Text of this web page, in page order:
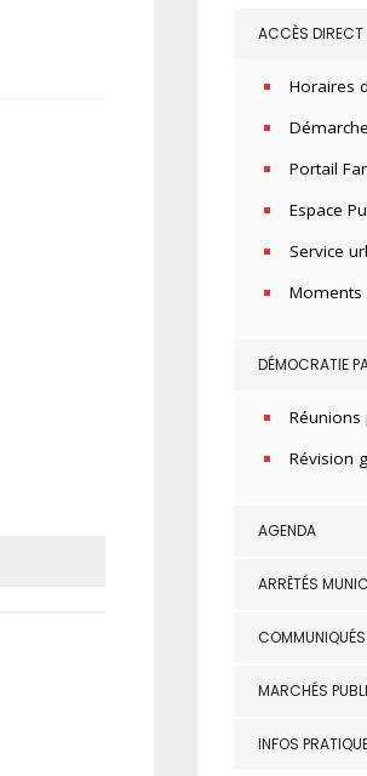
ACCÈS DIRECT
Horaires
Portail
Espace
Service
Moments
DÉMOCRATIE
Réunions
Révision
AGENDA
ARRÊTÉS
COMMUNIQUÉS
MARCHÉS
INFOS